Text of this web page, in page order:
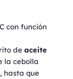
con función
de aceite
la cebolla
hasta que